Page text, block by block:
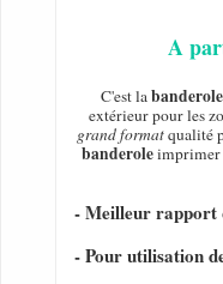
A
C'est labanderole
extérieur pour les
grand formatqualité
banderoleimprimer
- Meilleur rapport
- Pour utilisation